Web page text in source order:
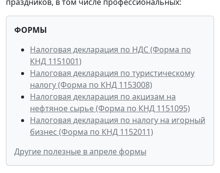
ФОРМЫ
Налоговая декларация по НДС (Форма по
КНД 1151001)
Налоговая декларация по туристическому
налогу (Форма по КНД 1153008)
Налоговая декларация по акцизам на
нефтяное сырье (Форма по КНД 1151095)
Налоговая декларация по налогу на игорный
бизнес (Форма по КНД 1152011)
Другие полезные в апреле формы